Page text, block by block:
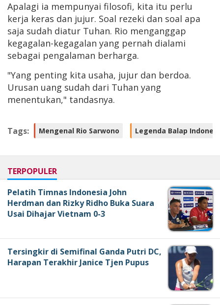
Apalagi ia mempunyai filosofi, kita itu perlu
kerja keras dan jujur. Soal rezeki dan soal apa
saja sudah diatur Tuhan. Rio menganggap
kegagalan-kegagalan yang pernah dialami
sebagai pengalaman berharga.
"Yang penting kita usaha, jujur dan berdoa.
Urusan uang sudah dari Tuhan yang
menentukan," tandasnya.
Tags: Mengenal Rio Sarwono Legenda Balap
TERPOPULER
Pelatih Timnas Indonesia John
Herdman dan Rizky Ridho Buka Suara
Usai Dihajar Vietnam 0-3
Tersingkir di Semifinal Ganda Putri DC,
Harapan Terakhir Janice Tjen Pupus